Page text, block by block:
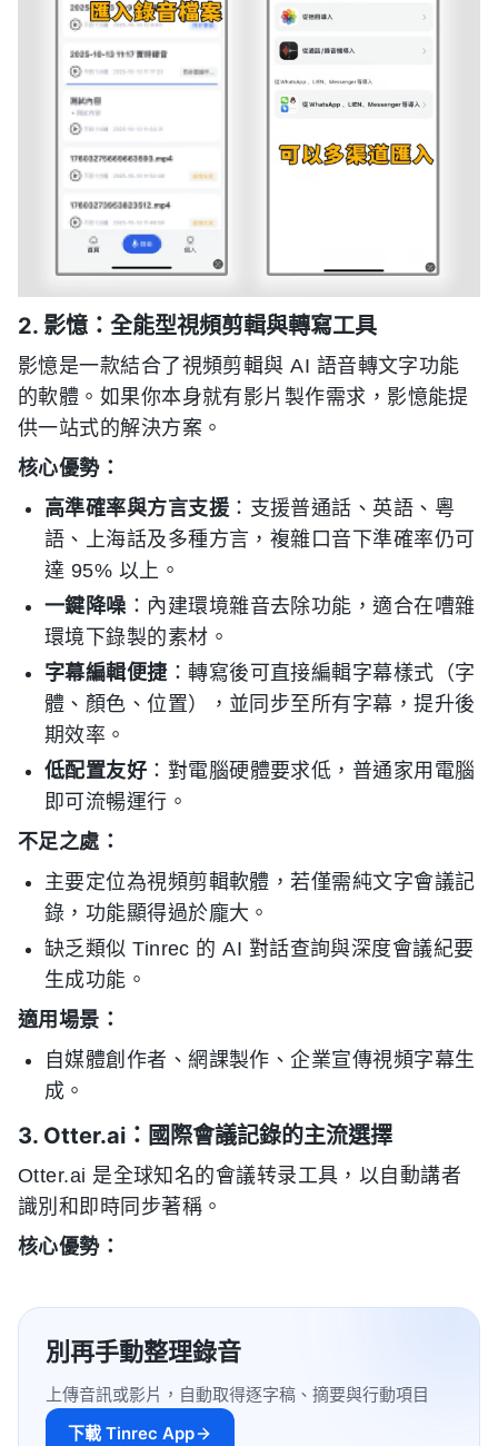
2. 影憶：全能型視頻剪輯與轉寫工具
影憶是一款結合了視頻剪輯與 AI 語音轉文字功能
的軟體。如果你本身就有影片製作需求，影憶能提
供一站式的解決方案。
核心優勢：
高準確率與方言支援 ：支援普通話、英語、粵
語、上海話及多種方言，複雜口音下準確率仍可
達 95% 以上。
一鍵降噪 ：內建環境雜音去除功能，適合在嘈雜
環境下錄製的素材。
字幕編輯便捷：轉寫後可直接編輯字幕樣式（字
體、顏色、位置），並同步至所有字幕，提升後
期效率。
低配置友好 ：對電腦硬體要求低，普通家用電腦
即可流暢運行。
不足之處：
主要定位為視頻剪輯軟體，若僅需純文字會議記
錄，功能顯得過於龐大。
缺乏類似 Tinrec 的 AI 對話查詢與深度會議紀要
生成功能。
適用場景：
自媒體創作者、網課製作、企業宣傳視頻字幕生
成。
3. Otter.ai：國際會議記錄的主流選擇
Otter.ai 是全球知名的會議转录工具，以自動講者
識別和即時同步著稱。
核心優勢：
別再手動整理錄音
上傳音訊或影片，自動取得逐字稿、摘要與行動項目
下載 Tinrec App